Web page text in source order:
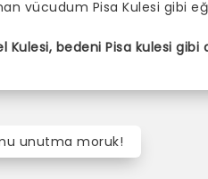
vücudum Pisa Kulesi gibi
Kulesi, bedeni Pisa kulesi gibi
unutma moruk!